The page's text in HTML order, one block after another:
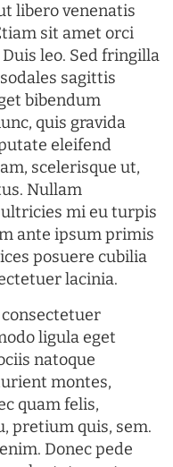
libero venenatis
sit amet orci
leo. Sed fringilla
sagittis
bibendum
quis gravida
eleifend
scelerisque ut,
Nullam
mi eu turpis
ante ipsum primis
posuere cubilia
lacinia.
ligula eget
natoque
montes,
quam felis,
pretium quis, sem.
Donec pede